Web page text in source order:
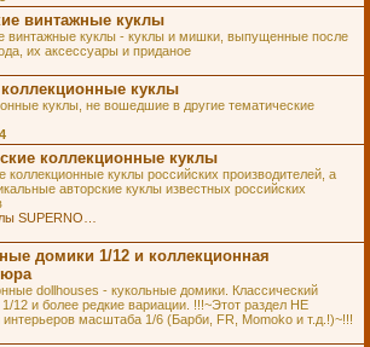
винтажные куклы
винтажные куклы - куклы и мишки, выпущенные после
их аксессуары и приданое
коллекционные куклы
куклы, не вошедшие в другие тематические
коллекционные куклы
коллекционные куклы российских производителей, а
авторские куклы известных российских
домики 1/12 и коллекционная
dollhouses - кукольные домики. Классический
12 и более редкие вариации. !!!~Этот раздел НЕ
интерьеров масштаба 1/6 (Барби, FR, Momoko и т.д.!)~!!!